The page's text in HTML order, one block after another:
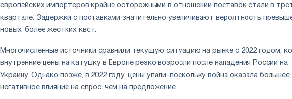
европейских импортеров крайне осторожными в отношении поставок стали в
квартале. Задержки с поставками значительно увеличивают вероятность
новых, более жестких квот.
Многочисленные источники сравнили текущую ситуацию на рынке с 2022 годом,
внутренние цены на катушку в Европе резко возросли после нападения России на
Украину. Однако позже, в 2022 году, цены упали, поскольку война оказала большее
негативное влияние на спрос, чем на предложение.